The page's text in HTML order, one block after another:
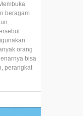
beragam
orang
bisa
perangkat